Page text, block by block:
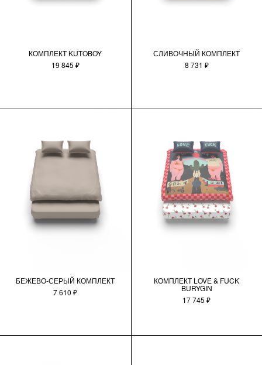
КОМПЛЕКТ KUTOBOY
19 845 ₽
СЛИВОЧНЫЙ КОМПЛЕКТ
8 731 ₽
БЕЖЕВО-СЕРЫЙ КОМПЛЕКТ
7 610 ₽
КОМПЛЕКТ LOVE & FUCK
BURYGIN
17 745 ₽